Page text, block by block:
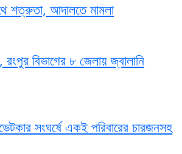
শত্রুতা, আদালতে মামলা
রংপুর বিভাগের ৮ জেলায় জ্বালানি
সংঘর্ষে একই পরিবারের চারজনসহ